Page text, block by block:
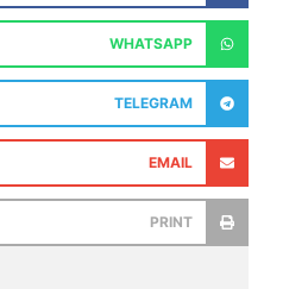
WHATSAPP
TELEGRAM